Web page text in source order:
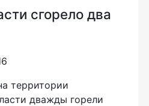
сгорело два
территории
дважды горели